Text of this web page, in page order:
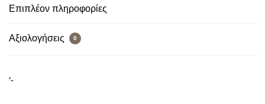
Επιπλέον πληροφορίες
Αξιολογήσεις 0
‘-